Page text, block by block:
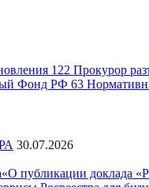
122 Прокурор
Фонд РФ 63
30.07.2026
публикации доклада